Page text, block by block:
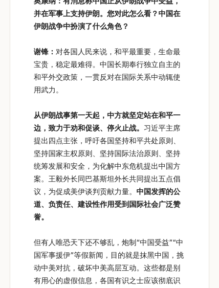
并在军事上支持伊朗。您对此怎么看？中国在
伊朗战争中扮演了什么角色？
谢锋： 对各国人民来说，和平最重要，生命最
宝贵，稳定最难得。中国长期奉行独立自主的
和平外交政策，一贯反对在国际关系中动辄使
用武力。
从伊朗战事第一天起，中方就坚定站在和平一
边，致力于劝和促谈、停火止战。 习近平主席
提出四点主张，呼吁各国坚持和平共处原则、
坚持国家主权原则、坚持国际法治原则、坚持
统筹发展和安全，为化解中东危机提出中国方
案。王毅外长同巴基斯坦外长共同提出五点倡
议，为促成美伊谈判贡献力量。 中国发挥的公
道、负责任、建设性作用受到国际社会广泛赞
誉。
但有人唯恐天下还不够乱，炮制“中国受益”“中
国军事援伊”等假新闻，目的就是抹黑中国，挑
动中美对抗，破坏中美高层互动。这些都是别
有用心的虚假信息，各国有识之士应该彻底识